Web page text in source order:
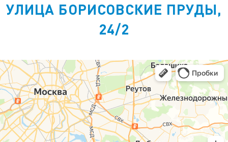
УЛИЦА БОРИСОВСКИЕ ПРУДЫ,
24/2